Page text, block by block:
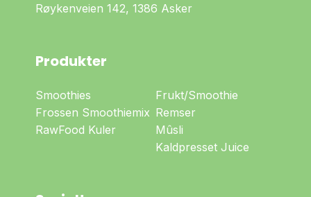
Røykenveien 142, 1386 Asker
Produkter
Smoothies
Frossen Smoothiemix
RawFood Kuler
Frukt/Smoothie
Remser
Mûsli
Kaldpresset Juice